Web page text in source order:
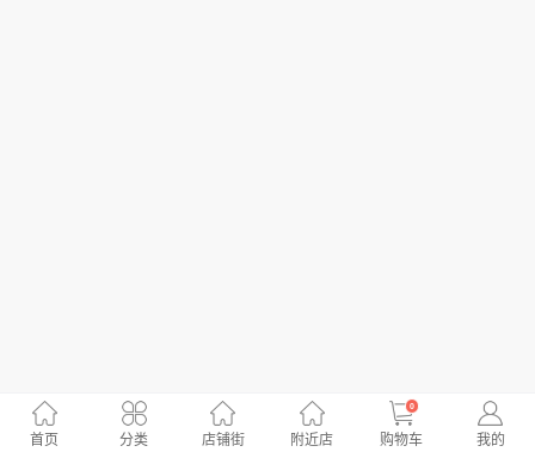
首页 分类 店铺街 附近店
0
购物车 我的